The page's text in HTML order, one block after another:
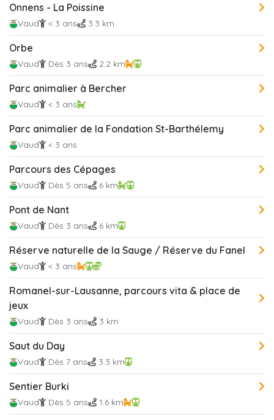
Onnens - La Poissine
Vaud < 3 ans 3.3 km
Orbe
Vaud Dès 3 ans 2.2 km
Parc animalier à Bercher
Vaud < 3 ans
Parc animalier de la Fondation St-Barthélemy
Vaud < 3 ans
Parcours des Cépages
Vaud Dès 5 ans 6 km
Pont de Nant
Vaud Dès 3 ans 6 km
Réserve naturelle de la Sauge / Réserve du Fanel
Vaud < 3 ans
Romanel-sur-Lausanne, parcours vita & place de
jeux
Vaud Dès 3 ans 3 km
Saut du Day
Vaud Dès 7 ans 3.3 km
Sentier Burki
Vaud Dès 5 ans 1.6 km